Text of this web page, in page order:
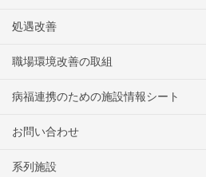
処遇改善
職場環境改善の取組
病福連携のための施設情報シート
お問い合わせ
系列施設